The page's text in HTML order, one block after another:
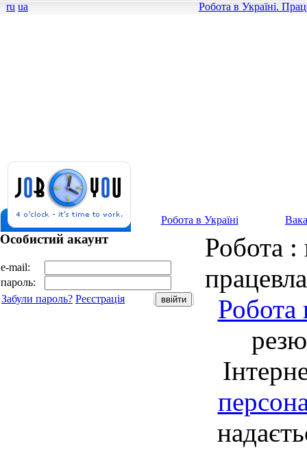
ru ua Робота в Україні.
Робота в Україні
Особистий акаунт
e-mail:
пароль:
Забули пароль? Реєстрація
Робота :
Робота